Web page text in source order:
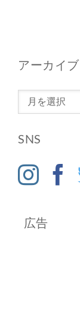
アーカイブ
ー
ブ
SNS
広告